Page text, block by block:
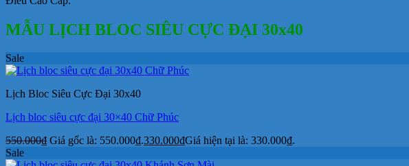
MẪU LỊCH BLOC SIÊU CỰC ĐẠI 30x40
Sale
Lịch Bloc Siêu Cực Đại 30x40
Lịch bloc siêu cực đại 30×40 Chữ Phúc
550.000₫ Giá gốc là: 550.000₫.330.000₫Giá hiện tại là: 330.000₫.
Sale